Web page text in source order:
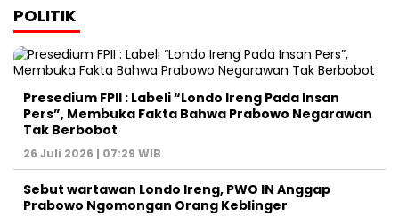
POLITIK
Presedium FPII : Labeli “Londo Ireng Pada Insan
Pers”, Membuka Fakta Bahwa Prabowo Negarawan
Tak Berbobot
26 Juli 2026 | 07:29 WIB
Sebut wartawan Londo Ireng, PWO IN Anggap
Prabowo Ngomongan Orang Keblinger